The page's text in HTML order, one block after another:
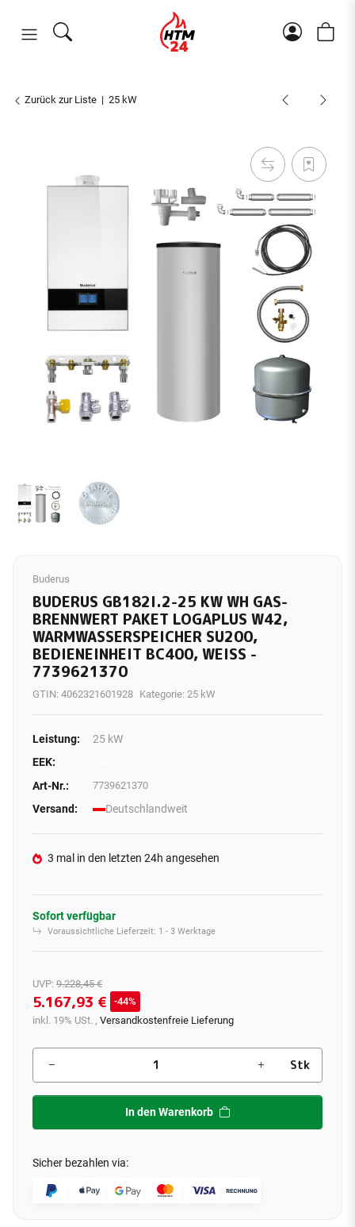
Zurück zur Liste 25 kW
Buderus
BUDERUS GB182I.2-25 KW WH GAS-
BRENNWERT PAKET LOGAPLUS W42,
WARMWASSERSPEICHER SU200,
BEDIENEINHEIT BC400, WEISS - 7
739621370
GTIN: 4062321601928 Kategorie: 25 kW
Leistung:
25 kW
EEK:
Art-Nr.: 7739621370
Versand: Deutschlandweit
3 mal in den letzten 24h angesehen
Sofort verfügbar
Voraussichtliche Lieferzeit: 1 - 3 Werktage
UVP: 9.228,45 €
5.167,93 €
44%
inkl. 19% USt. , Versandkostenfreie Lieferung
Stk
In den Warenkorb
Sicher bezahlen via: